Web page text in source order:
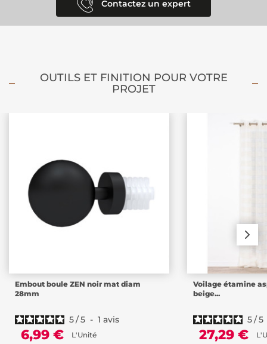
Contactez un expert
OUTILS ET FINITION POUR VOTRE
PROJET
Embout boule ZEN noir mat diam
28mm
5/5 - 1 avis
6,99 € L'Unité
Voilage étamine
beige...
5/5
27,29 €